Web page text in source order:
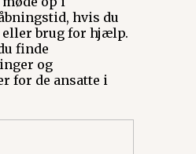
hvis du
brug for hjælp.
finde
og
for de ansatte i